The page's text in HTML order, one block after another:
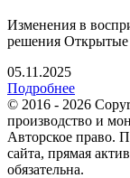
Изменения в
решения Открытые
05.11.2025
Подробнее
© 2016 - 2026
производство и
Авторское право.
сайта, прямая
обязательна.